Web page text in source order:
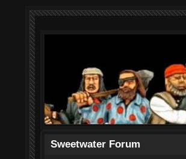
Sweetwater Forum